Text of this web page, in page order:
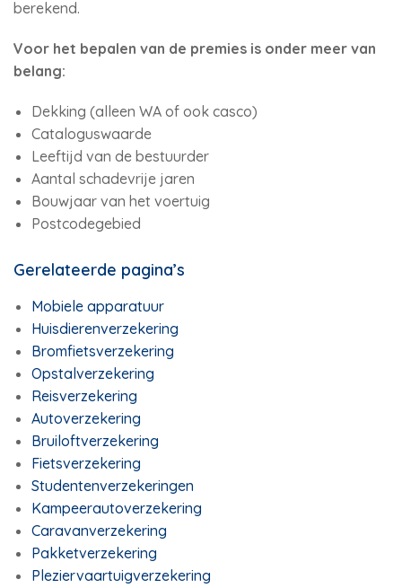
berekend.
Voor het bepalen van de premies is onder meer van
belang:
Dekking (alleen WA of ook casco)
Cataloguswaarde
Leeftijd van de bestuurder
Aantal schadevrije jaren
Bouwjaar van het voertuig
Postcodegebied
Gerelateerde pagina’s
Mobiele apparatuur
Huisdierenverzekering
Bromfietsverzekering
Opstalverzekering
Reisverzekering
Autoverzekering
Bruiloftverzekering
Fietsverzekering
Studentenverzekeringen
Kampeerautoverzekering
Caravanverzekering
Pakketverzekering
Pleziervaartuigverzekering